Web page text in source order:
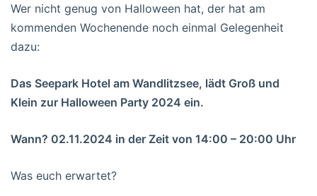
Wer nicht genug von Halloween hat, der hat am
kommenden Wochenende noch einmal Gelegenheit
dazu:
Das Seepark Hotel am Wandlitzsee, lädt Groß und
Klein zur Halloween Party 2024 ein.
Wann? 02.11.2024 in der Zeit von 14:00 – 20:00 Uhr
Was euch erwartet?